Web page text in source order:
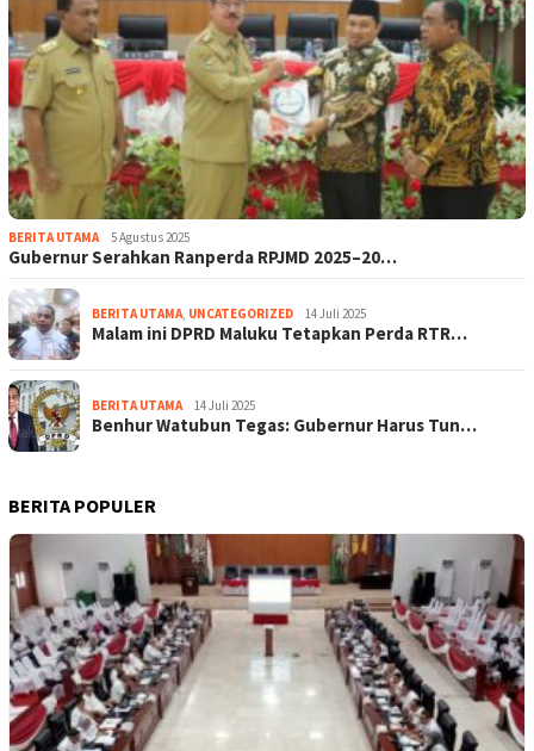
BERITA UTAMA 5 Agustus 2025
Gubernur Serahkan Ranperda RPJMD 2025–20…
BERITA UTAMA, UNCATEGORIZED 14 Juli 2025
Malam ini DPRD Maluku Tetapkan Perda RTR…
BERITA UTAMA 14 Juli 2025
Benhur Watubun Tegas: Gubernur Harus Tun…
BERITA POPULER